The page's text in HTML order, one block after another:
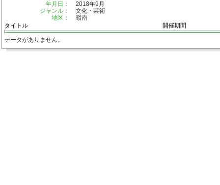
年月日：
2018年9月
ジャンル：
文化・芸術
地区：
嶺南
タイトル
開催期間
データがありません。